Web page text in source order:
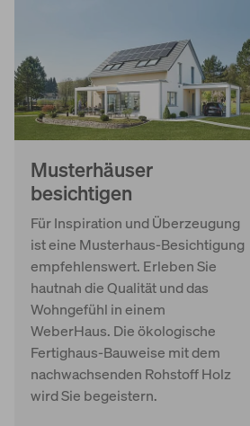
Musterhäuser
besichtigen
Für Inspiration und Überzeugung
ist eine Musterhaus-Besichtigung
empfehlenswert. Erleben Sie
hautnah die Qualität und das
Wohngefühl in einem
WeberHaus. Die ökologische
Fertighaus-Bauweise mit dem
nachwachsenden Rohstoff Holz
wird Sie begeistern.